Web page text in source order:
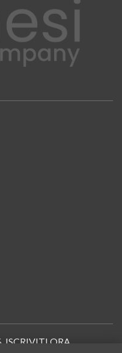
ISCRIVITI ORA.